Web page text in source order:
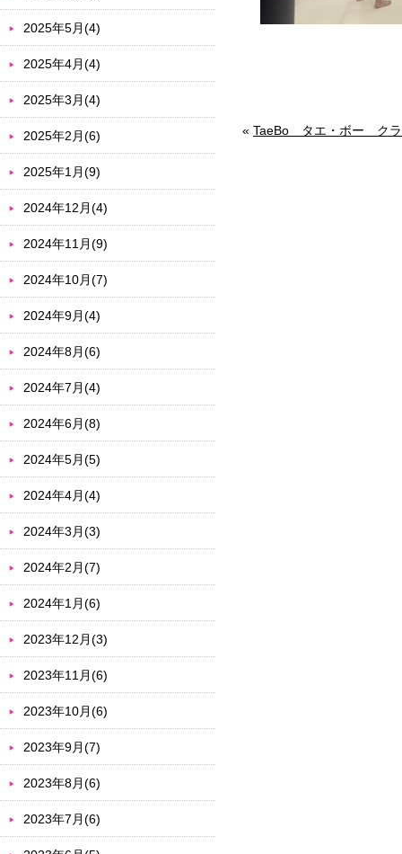
« TaeBo タエ・ボー クラ
2025年5月(4)
2025年4月(4)
2025年3月(4)
2025年2月(6)
2025年1月(9)
2024年12月(4)
2024年11月(9)
2024年10月(7)
2024年9月(4)
2024年8月(6)
2024年7月(4)
2024年6月(8)
2024年5月(5)
2024年4月(4)
2024年3月(3)
2024年2月(7)
2024年1月(6)
2023年12月(3)
2023年11月(6)
2023年10月(6)
2023年9月(7)
2023年8月(6)
2023年7月(6)